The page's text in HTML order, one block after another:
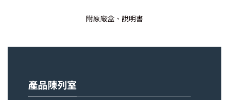
附原廠盒、說明書
產品陳列室